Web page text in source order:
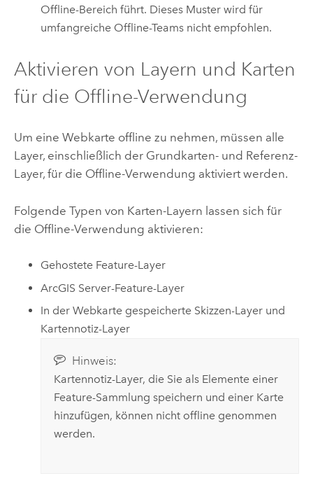
Offline-Bereich führt. Dieses Muster wird für
umfangreiche Offline-Teams nicht empfohlen.
Aktivieren von Layern und Karten
für die Offline-Verwendung
Um eine Webkarte offline zu nehmen, müssen alle
Layer, einschließlich der Grundkarten- und Referenz-
Layer, für die Offline-Verwendung aktiviert werden.
Folgende Typen von Karten-Layern lassen sich für
die Offline-Verwendung aktivieren:
Gehostete Feature-Layer
ArcGIS Server-Feature-Layer
In der Webkarte gespeicherte Skizzen-Layer und
Kartennotiz-Layer
Hinweis:
Kartennotiz-Layer, die Sie als Elemente einer
Feature-Sammlung speichern und einer Karte
hinzufügen, können nicht offline genommen
werden.